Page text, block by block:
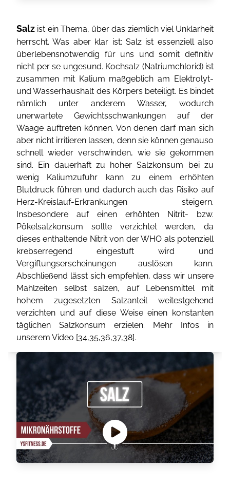
Salz ist ein Thema, über das ziemlich viel Unklarheit
herrscht. Was aber klar ist: Salz ist essenziell also
überlebensnotwendig für uns und somit definitiv
nicht per se ungesund. Kochsalz (Natriumchlorid) ist
zusammen mit Kalium maßgeblich am Elektrolyt-
und Wasserhaushalt des Körpers beteiligt. Es bindet
nämlich unter anderem Wasser, wodurch
unerwartete Gewichtsschwankungen auf der
Waage auftreten können. Von denen darf man sich
aber nicht irritieren lassen, denn sie können genauso
schnell wieder verschwinden, wie sie gekommen
sind. Ein dauerhaft zu hoher Salzkonsum bei zu
wenig Kaliumzufuhr kann zu einem erhöhten
Blutdruck führen und dadurch auch das Risiko auf
Herz-Kreislauf-Erkrankungen steigern.
Insbesondere auf einen erhöhten Nitrit- bzw.
Pökelsalzkonsum sollte verzichtet werden, da
dieses enthaltende Nitrit von der WHO als potenziell
krebserregend eingestuft wird und
Vergiftungserscheinungen auslösen kann.
Abschließend lässt sich empfehlen, dass wir unsere
Mahlzeiten selbst salzen, auf Lebensmittel mit
hohem zugesetzten Salzanteil weitestgehend
verzichten und auf diese Weise einen konstanten
täglichen Salzkonsum erzielen. Mehr Infos in
unserem Video [34,35,36,37,38].